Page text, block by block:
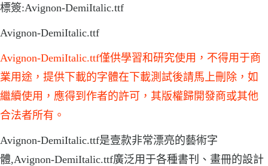
標簽:Avignon-DemiItalic.ttf
Avignon-DemiItalic.ttf
Avignon-DemiItalic.ttf僅供學習和研究使用，不得用于商
業用途，提供下載的字體在下載測試後請馬上刪除，如
繼續使用，應得到作者的許可，其版權歸開發商或其他
合法者所有。
Avignon-DemiItalic.ttf是壹款非常漂亮的藝術字
體,Avignon-DemiItalic.ttf廣泛用于各種書刊、畫冊的設計